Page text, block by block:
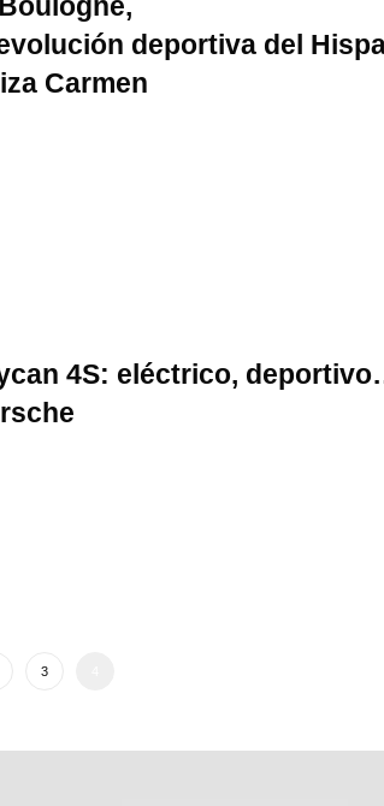
deportiva del
Carmen
4S: eléctrico,
3